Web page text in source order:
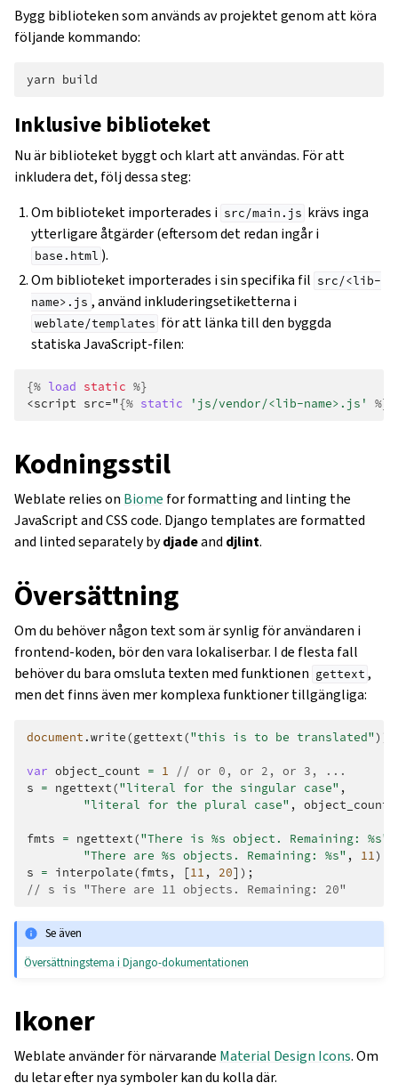
Bygg biblioteken som används av projektet genom att köra
följande kommando:
yarn
Inklusive biblioteket
Nu är biblioteket byggt och klart att användas. För att
inkludera det, följ dessa steg:
Om biblioteket importerades i src/main.js krävs inga
ytterligare åtgärder (eftersom det redan ingår i
base.html ).
Om biblioteket importerades i sin specifika fil src/<lib-
name>.js , använd inkluderingsetiketterna i
weblate/templates för att länka till den byggda
statiska JavaScript-filen:
{% load static %}
<script src="{% static 'js/vendor/<lib-name>.js' %}
Kodningsstil
Weblate relies on Biome for formatting and linting the
JavaScript and CSS code. Django templates are formatted
and linted separately bydjadeand djlint.
Översättning
Om du behöver någon text som är synlig för användaren i
frontend-koden, bör den vara lokaliserbar. I de flesta fall
behöver du bara omsluta texten med funktionen gettext ,
men det finns även mer komplexa funktioner tillgängliga:
document .write(gettext("this is to be translated"));
var object_count = 1
// or 0, or 2, or 3, ...
s = ngettext("literal for the singular case" ,
"literal for the plural case" , object_count
fmts = ngettext("There is %s object. Remaining: %s"
"There are %s objects. Remaining: %s" , 11);
s = interpolate(fmts , [11 , 20]);
// s is "There are 11 objects. Remaining: 20"
Se även
Översättningstema i Django-dokumentationen
Ikoner
Weblate använder för närvarande Material Design Icons. Om
du letar efter nya symboler kan du kolla där.